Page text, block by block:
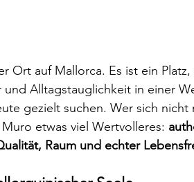
Ort auf Mallorca. Es ist ein Platz,
und Alltagstauglichkeit in einer
gezielt suchen. Wer sich nicht
etwas viel Wertvolleres:
Raum und echter